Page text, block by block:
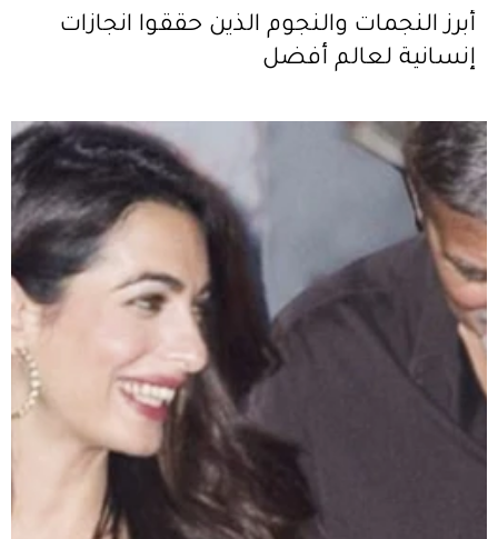
أبرز النجمات والنجوم الذين حققوا انجازات
إنسانية لعالم أفضل